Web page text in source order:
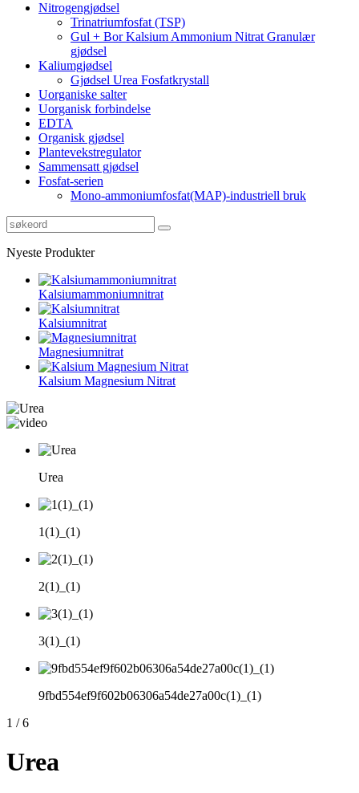
Nitrogengjødsel
Trinatriumfosfat (TSP)
Gul + Bor Kalsium Ammonium Nitrat Granulær
gjødsel
Kaliumgjødsel
Gjødsel Urea Fosfatkrystall
Uorganiske salter
Uorganisk forbindelse
EDTA
Organisk gjødsel
Plantevekstregulator
Sammensatt gjødsel
Fosfat-serien
Mono-ammoniumfosfat(MAP)-industriell bruk
Nyeste Produkter
Kalsiumammoniumnitrat
Kalsiumnitrat
Magnesiumnitrat
Kalsium Magnesium Nitrat
Urea
1(1)_(1)
2(1)_(1)
3(1)_(1)
9fbd554ef9f602b06306a54de27a00c(1)_(1)
1 / 6
Urea